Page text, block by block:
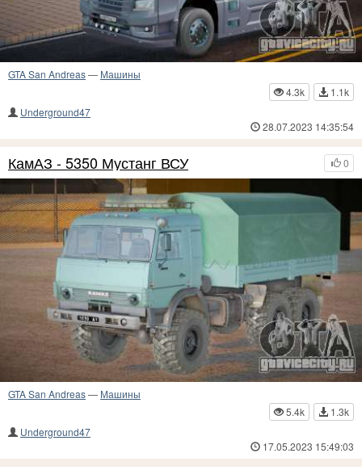
GTA San Andreas— Машины
4.3k
1.1k
Underground47
28.07.2023 14:35:54
0
КамАЗ - 5350 Мустанг ВСУ
GTA San Andreas— Машины
5.4k
1.3k
Underground47
17.05.2023 15:49:03